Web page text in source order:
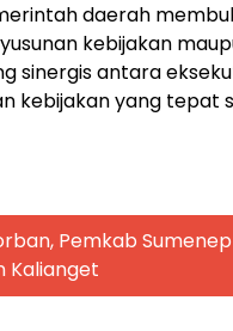
daerah
kebijakan
sinergis antara
kebijakan yang tepat
Pemkab
Kalianget